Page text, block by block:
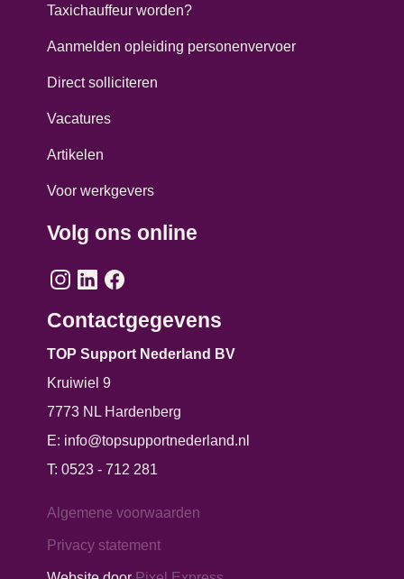
Taxichauffeur worden?
Aanmelden opleiding personenvervoer
Direct solliciteren
Vacatures
Artikelen
Voor werkgevers
Volg ons online
Contactgegevens
TOP Support Nederland BV
Kruiwiel 9
7773 NL Hardenberg
E: info@topsupportnederland.nl
T: 0523 - 712 281
Algemene voorwaarden
Privacy statement